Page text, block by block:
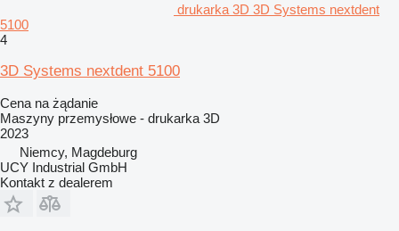
drukarka 3D 3D Systems nextdent
5100
4
3D Systems nextdent 5100
Cena na żądanie
Maszyny przemysłowe - drukarka 3D
2023
Niemcy, Magdeburg
UCY Industrial GmbH
Kontakt z dealerem